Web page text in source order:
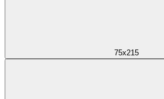
75x215